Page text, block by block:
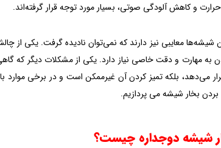
و کاهش آلودگی صوتی، بسیار مورد توجه قرار گرفته‌اند.
شیشه‌ها معایبی نیز دارند که نمی‌توان نادیده گرفت. یکی از
به مهارت و دقت خاصی نیاز دارد. یکی از مشکلات دیگر که
قرار می‌دهد، بلکه تمیز کردن آن غیرممکن است و در برخی
بخار شیشه می پردازیم.
شیشه دوجداره چیست؟